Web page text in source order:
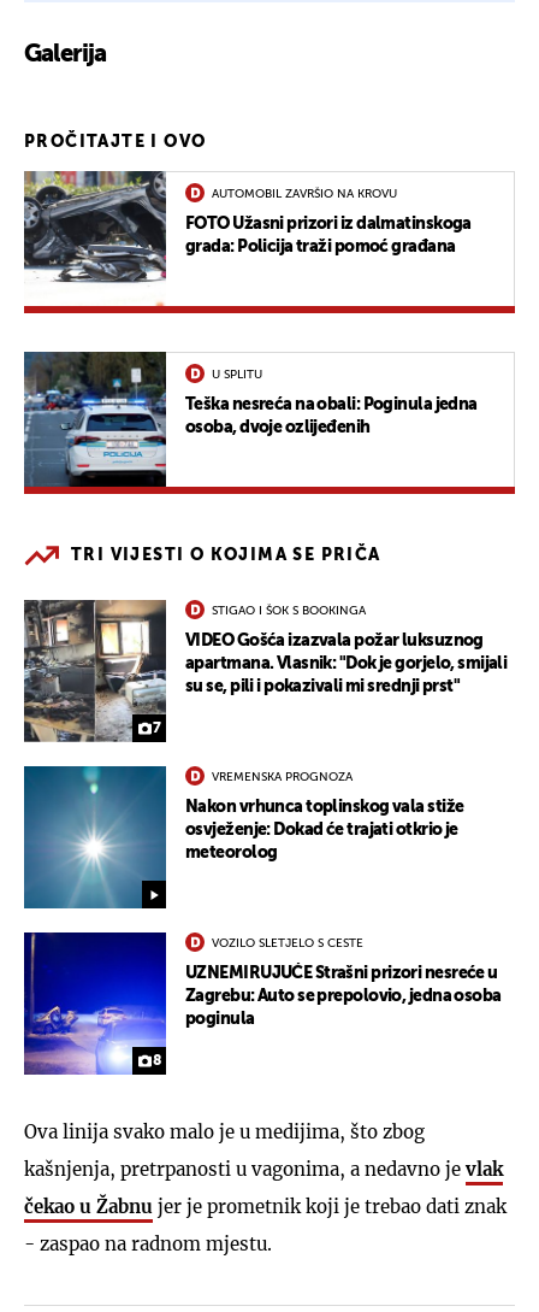
Galerija
PROČITAJTE I OVO
AUTOMOBIL ZAVRŠIO NA KROVU
FOTO Užasni prizori iz dalmatinskoga
grada: Policija traži pomoć građana
U SPLITU
Teška nesreća na obali: Poginula jedna
osoba, dvoje ozlijeđenih
TRI VIJESTI O KOJIMA SE PRIČA
7
STIGAO I ŠOK S BOOKINGA
VIDEO Gošća izazvala požar luksuznog
apartmana. Vlasnik: "Dok je gorjelo, smijali
su se, pili i pokazivali mi srednji prst"
VREMENSKA PROGNOZA
Nakon vrhunca toplinskog vala stiže
osvježenje: Dokad će trajati otkrio je
meteorolog
8
VOZILO SLETJELO S CESTE
UZNEMIRUJUĆE Strašni prizori nesreće u
Zagrebu: Auto se prepolovio, jedna osoba
poginula
Ova linija svako malo je u medijima, što zbog
kašnjenja, pretrpanosti u vagonima, a nedavno jevlak
čekao u Žabnu jer je prometnik koji je trebao dati znak
- zaspao na radnom mjestu.